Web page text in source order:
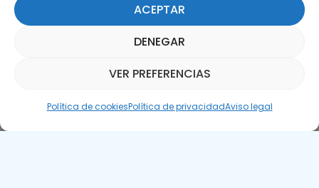
ACEPTAR
DENEGAR
VER PREFERENCIAS
Política de cookiesPolítica de privacidadAviso legal